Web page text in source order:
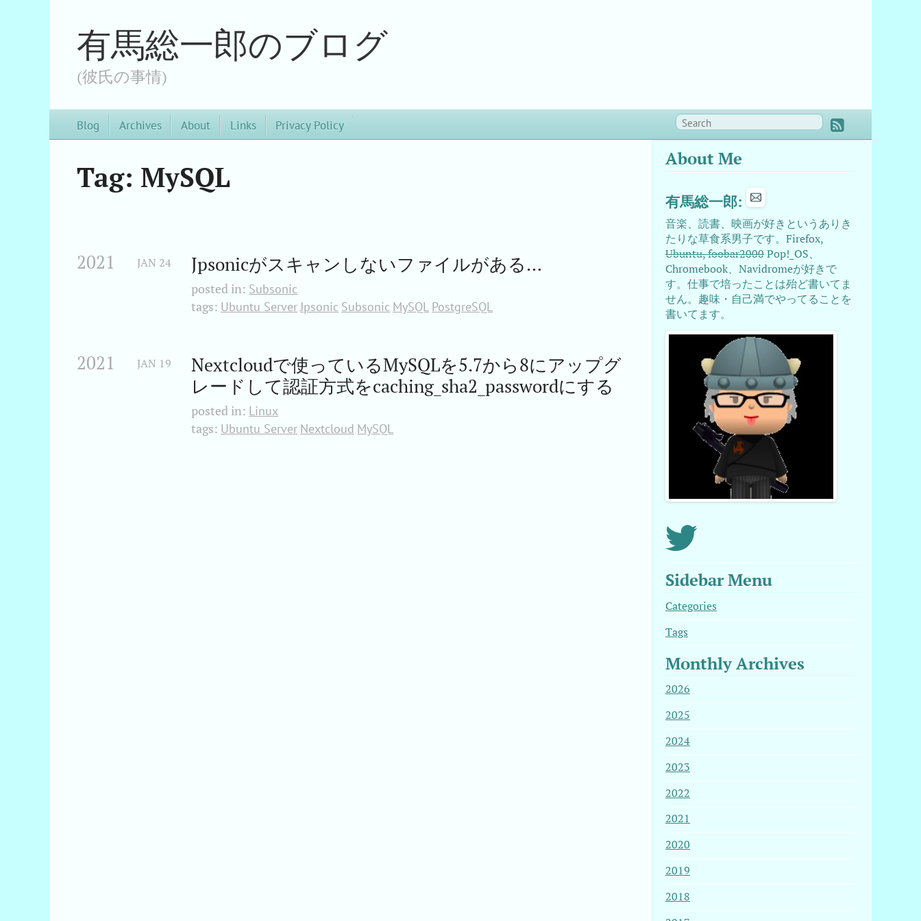
有馬総一郎のブログ
(彼氏の事情)
Blog Archives About Links Privacy Policy
Tag: MySQL
2021 Jpsonicがスキャンしないファイルがある…
JAN 24
posted in: Subsonic
tags: Ubuntu ServerJpsonic Subsonic MySQL PostgreSQL
2021
Nextcloudで使っているMySQLを5.7から8にアップグ
レードして認証方式をcaching_sha2_passwordにする
JAN 19
posted in: Linux
tags: Ubuntu Server Nextcloud MySQL
About Me
有馬総一郎:
音楽、読書、映画が好きというありき
たりな草食系男子です。Firefox,
Ubuntu, foobar2000Pop!_OS、
Chromebook、Navidromeが好きで
す。仕事で培ったことは殆ど書いてま
せん。趣味・自己満でやってることを
書いてます。
Sidebar Menu
Categories
Tags
Monthly Archives
2026
2025
2024
2023
2022
2021
2020
2019
2018